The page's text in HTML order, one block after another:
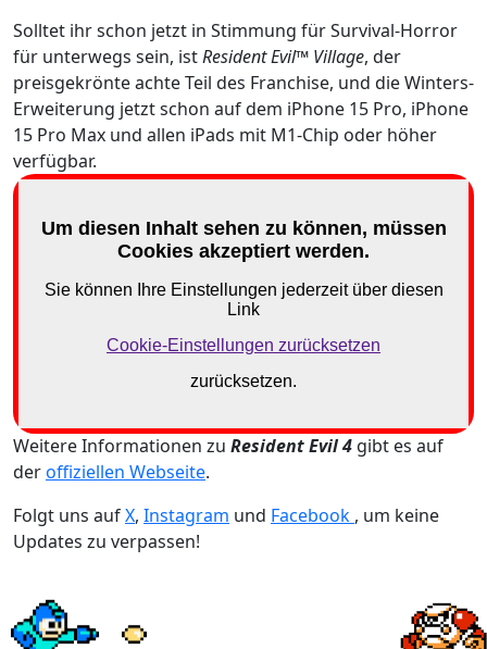
Solltet ihr schon jetzt in Stimmung für Survival-Horror
für unterwegs sein, istResident Evil™ Village, der
preisgekrönte achte Teil des Franchise, und die Winters-
Erweiterung jetzt schon auf dem iPhone 15 Pro, iPhone
15 Pro Max und allen iPads mit M1-Chip oder höher
verfügbar.
Weitere Informationen zu Resident Evil 4 gibt es auf
deroffiziellen Webseite.
Folgt uns aufX, Instagram und Facebook , um keine
Updates zu verpassen!